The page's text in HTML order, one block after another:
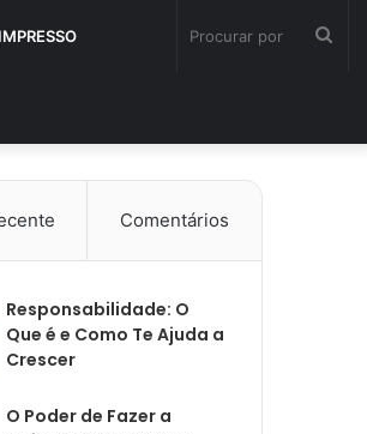
Comentários
Responsabilidade: O
Que é e Como Te Ajuda a
Crescer
O Poder de Fazer a